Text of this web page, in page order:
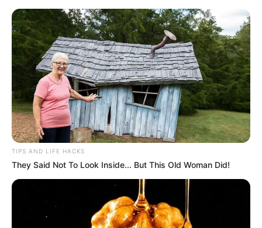
HOME
INSPIRASI
STYLE
FILM &
SERIES
NGAKAK
QUOTES
HYPE
MORE
TIPS AND LIFE HACKS
They Said Not To Look Inside... But This Old Woman Did!